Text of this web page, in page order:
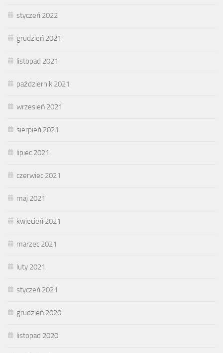
styczeń 2022
grudzień 2021
listopad 2021
październik 2021
wrzesień 2021
sierpień 2021
lipiec 2021
czerwiec 2021
maj 2021
kwiecień 2021
marzec 2021
luty 2021
styczeń 2021
grudzień 2020
listopad 2020